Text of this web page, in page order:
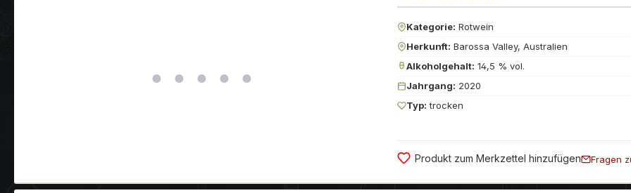
Kategorie: Rotwein
Herkunft: Barossa Valley, Australien
Alkoholgehalt: 14,5 % vol.
Jahrgang: 2020
Typ: trocken
Produkt zum Merkzettel hinzufügen Fragen